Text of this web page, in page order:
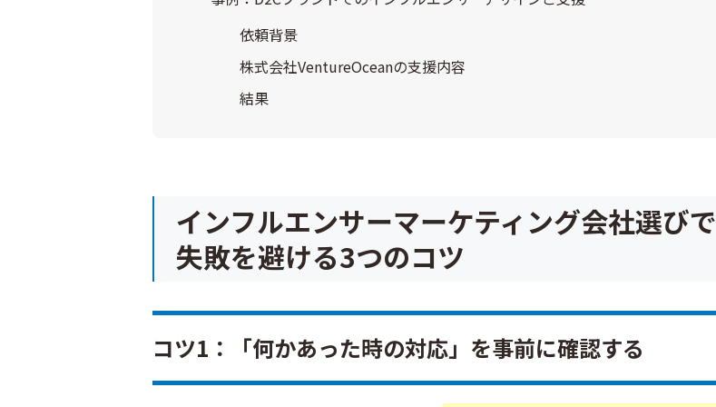
依頼背景
株式会社VentureOceanの支援内容
結果
インフルエンサーマーケティング会社選びで
失敗を避ける3つのコツ
コツ1：「何かあった時の対応」を事前に確認する